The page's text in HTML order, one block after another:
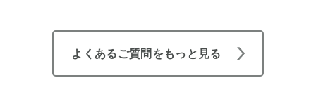
よくあるご質問をもっと見る